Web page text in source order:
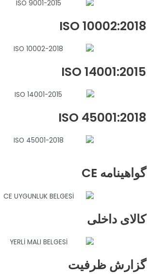
ISO 10002:2018
ISO 14001:2015
ISO 45001:2018
گواهینامه CE
کالای داخلی
گزارش ظرفیت